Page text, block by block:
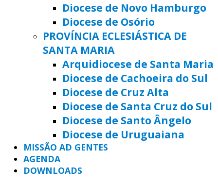
Diocese de Novo Hamburgo
Diocese de Osório
PROVÍNCIA ECLESIÁSTICA DE
SANTA MARIA
Arquidiocese de Santa Maria
Diocese de Cachoeira do Sul
Diocese de Cruz Alta
Diocese de Santa Cruz do Sul
Diocese de Santo Ângelo
Diocese de Uruguaiana
MISSÃO AD GENTES
AGENDA
DOWNLOADS